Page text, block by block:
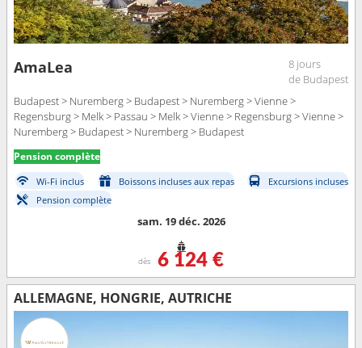
AmaLea
8 jours
de Budapest
Budapest > Nuremberg > Budapest > Nuremberg > Vienne >
Regensburg > Melk > Passau > Melk > Vienne > Regensburg > Vienne >
Nuremberg > Budapest > Nuremberg > Budapest
Pension complète
Wi-Fi inclus Boissons incluses aux repas
Excursions incluses
Pension complète
sam. 19 déc. 2026
dès 6 124 €
ALLEMAGNE, HONGRIE, AUTRICHE